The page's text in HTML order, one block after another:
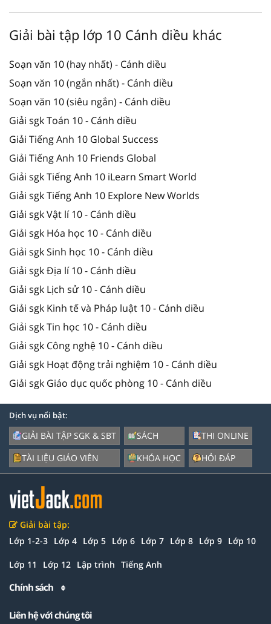
Giải bài tập lớp 10 Cánh diều khác
Soạn văn 10 (hay nhất) - Cánh diều
Soạn văn 10 (ngắn nhất) - Cánh diều
Soạn văn 10 (siêu ngắn) - Cánh diều
Giải sgk Toán 10 - Cánh diều
Giải Tiếng Anh 10 Global Success
Giải Tiếng Anh 10 Friends Global
Giải sgk Tiếng Anh 10 iLearn Smart World
Giải sgk Tiếng Anh 10 Explore New Worlds
Giải sgk Vật lí 10 - Cánh diều
Giải sgk Hóa học 10 - Cánh diều
Giải sgk Sinh học 10 - Cánh diều
Giải sgk Địa lí 10 - Cánh diều
Giải sgk Lịch sử 10 - Cánh diều
Giải sgk Kinh tế và Pháp luật 10 - Cánh diều
Giải sgk Tin học 10 - Cánh diều
Giải sgk Công nghệ 10 - Cánh diều
Giải sgk Hoạt động trải nghiệm 10 - Cánh diều
Giải sgk Giáo dục quốc phòng 10 - Cánh diều
Dịch vụ nổi bật:
GIẢI BÀI TẬP SGK & SBT
TÀI LIỆU GIÁO VIÊN
SÁCH
KHÓA HỌC
THI ONLINE
HỎI ĐÁP
Giải bài tập:
Lớp 1-2-3 Lớp 4 Lớp 5 Lớp 6 Lớp 7 Lớp 8 Lớp 9 Lớp 10
Lớp 11 Lớp 12 Lập trình Tiếng Anh
Chính sách
Liên hệ với chúng tôi